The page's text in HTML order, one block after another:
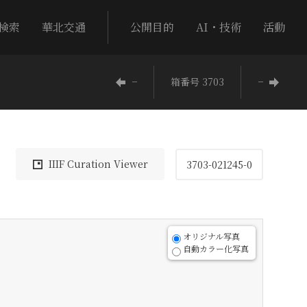
索 華北交通 公開目的 AI・技術 活動
− 箱番号 3703 −
IIIF Curation Viewer 3703-021245-0
オリジナル写真
自動カラー化写真